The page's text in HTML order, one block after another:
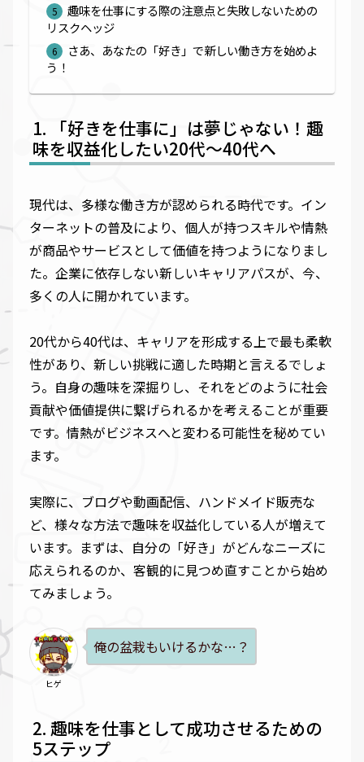
趣味を仕事にする際の注意点と失敗しないための
リスクヘッジ
さあ、あなたの「好き」で新しい働き方を始めよ
う！
「好きを仕事に」は夢じゃない！趣
味を収益化したい20代〜40代へ
現代は、多様な働き方が認められる時代です。イン
ターネットの普及により、個人が持つスキルや情熱
が商品やサービスとして価値を持つようになりまし
た。企業に依存しない新しいキャリアパスが、今、
多くの人に開かれています。
20代から40代は、キャリアを形成する上で最も柔軟
性があり、新しい挑戦に適した時期と言えるでしょ
う。自身の趣味を深掘りし、それをどのように社会
貢献や価値提供に繋げられるかを考えることが重要
です。情熱がビジネスへと変わる可能性を秘めてい
ます。
実際に、ブログや動画配信、ハンドメイド販売な
ど、様々な方法で趣味を収益化している人が増えて
います。まずは、自分の「好き」がどんなニーズに
応えられるのか、客観的に見つめ直すことから始め
てみましょう。
ヒゲ
俺の盆栽もいけるかな…？
趣味を仕事として成功させるための
5ステップ